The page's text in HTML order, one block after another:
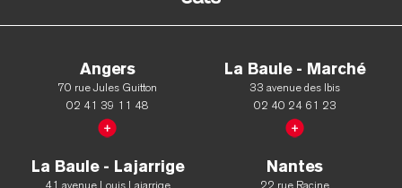
Angers
70 rue Jules Guitton
02 41 39 11 48
La Baule - Marché
33 avenue des Ibis
02 40 24 61 23
La Baule - Lajarrige
41 avenue Louis Lajarrige
Nantes
22 rue Racine